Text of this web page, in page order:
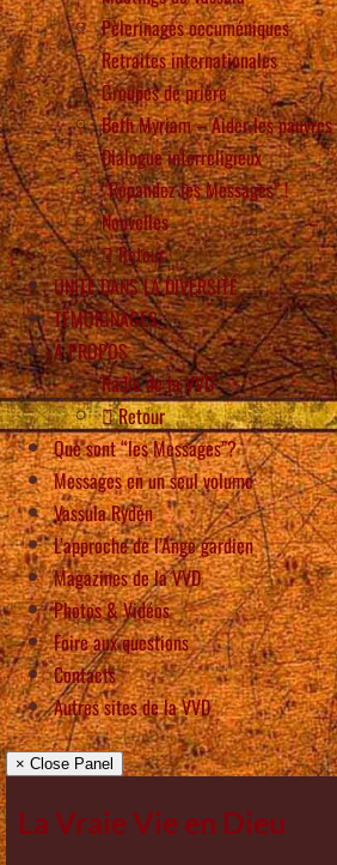
Pèlerinages oecuméniques
Retraites internationales
Groupes de prière
Beth Myriam – Aider les pauvres
Dialogue interreligieux
“Répandez les Messages” !
Nouvelles
Retour
UNITÉ DANS LA DIVERSITÉ
TÉMOIGNAGES
À PROPOS
Radio de la VVD
Retour
Que sont “les Messages”?
Messages en un seul volume
Vassula Rydén
L’approche de l’Ange gardien
Magazines de la VVD
Photos & Vidéos
Foire aux questions
Contacts
Autres sites de la VVD
× Close Panel
La Vraie Vie en Dieu